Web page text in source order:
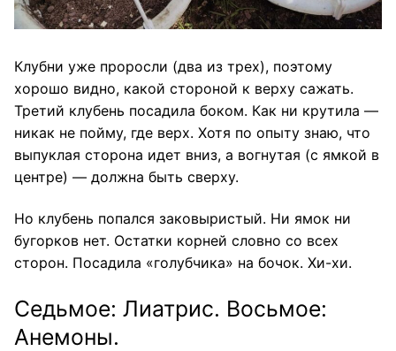
Клубни уже проросли (два из трех), поэтому
хорошо видно, какой стороной к верху сажать.
Третий клубень посадила боком. Как ни крутила —
никак не пойму, где верх. Хотя по опыту знаю, что
выпуклая сторона идет вниз, а вогнутая (с ямкой в
центре) — должна быть сверху.
Но клубень попался заковыристый. Ни ямок ни
бугорков нет. Остатки корней словно со всех
сторон. Посадила «голубчика» на бочок. Хи-хи.
Седьмое: Лиатрис. Восьмое:
Анемоны.